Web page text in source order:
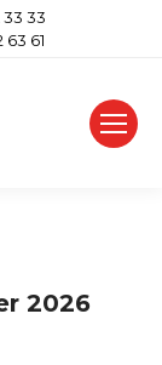
33 33
63 61
2026